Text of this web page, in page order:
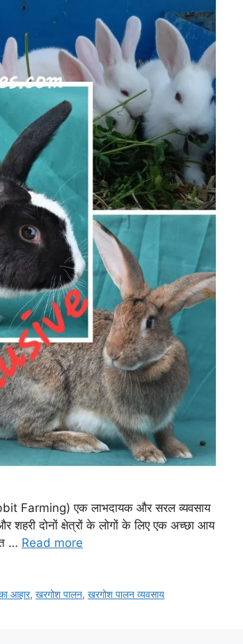
Farming) एक लाभदायक और सरल व्यवसाय
दोनों क्षेत्रों के लोगों के लिए एक अच्छा आय
… Read more
आहार,खरगोश पालन,खरगोश पालन व्यवसाय